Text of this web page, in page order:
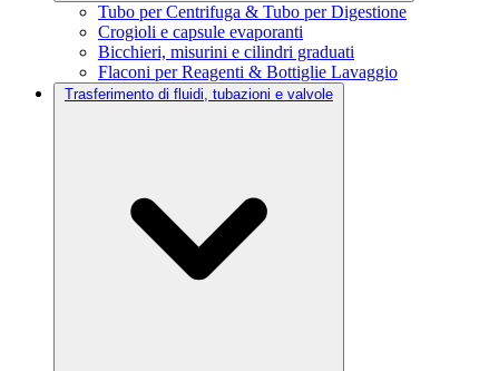
Tubo per Centrifuga & Tubo per Digestione
Crogioli e capsule evaporanti
Bicchieri, misurini e cilindri graduati
Flaconi per Reagenti & Bottiglie Lavaggio
Trasferimento di fluidi, tubazioni e valvole